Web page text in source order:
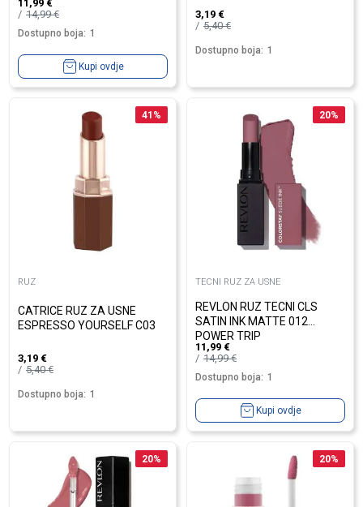
11,99 €
14,99€
Dostupno boja: 1
Kupi ovdje
3,19 €
5,40€
Dostupno boja: 1
41 %
RUZ
CATRICE RUZ ZA USNE
ESPRESSO YOURSELF C03
3,19 €
5,40€
Dostupno boja: 1
20%
TECNI RUZ ZA USNE
REVLON RUZ TECNI CLS
SATIN INK MATTE 012
POWER TRIP
11,99 €
14,99€
Dostupno boja: 1
Kupi ovdje
20% 20%